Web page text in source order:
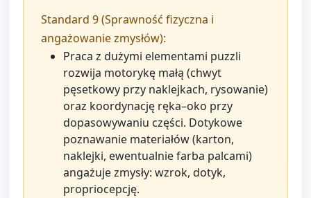
Standard 9 (Sprawność fizyczna i
angażowanie zmysłów):
Praca z dużymi elementami puzzli
rozwija motorykę małą (chwyt
pęsetkowy przy naklejkach, rysowanie)
oraz koordynację ręka–oko przy
dopasowywaniu części. Dotykowe
poznawanie materiałów (karton,
naklejki, ewentualnie farba palcami)
angażuje zmysły: wzrok, dotyk,
propriocepcję.